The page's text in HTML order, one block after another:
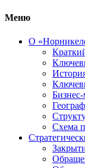
Меню
О
Схема